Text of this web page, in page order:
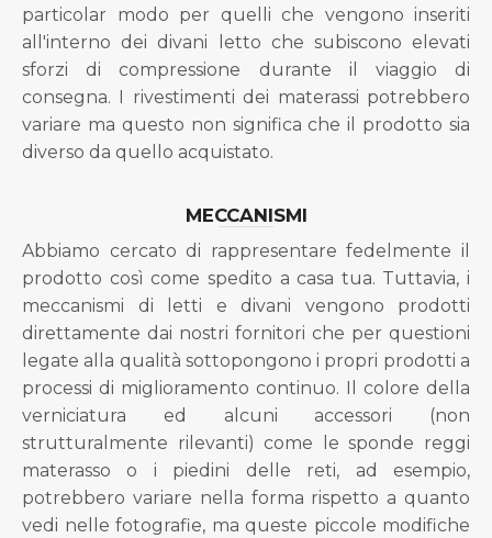
particolar modo per quelli che vengono inseriti
all'interno dei divani letto che subiscono elevati
sforzi di compressione durante il viaggio di
consegna. I rivestimenti dei materassi potrebbero
variare ma questo non significa che il prodotto sia
diverso da quello acquistato.
MECCANISMI
Abbiamo cercato di rappresentare fedelmente il
prodotto così come spedito a casa tua. Tuttavia, i
meccanismi di letti e divani vengono prodotti
direttamente dai nostri fornitori che per questioni
legate alla qualità sottopongono i propri prodotti a
processi di miglioramento continuo. Il colore della
verniciatura ed alcuni accessori (non
strutturalmente rilevanti) come le sponde reggi
materasso o i piedini delle reti, ad esempio,
potrebbero variare nella forma rispetto a quanto
vedi nelle fotografie, ma queste piccole modifiche